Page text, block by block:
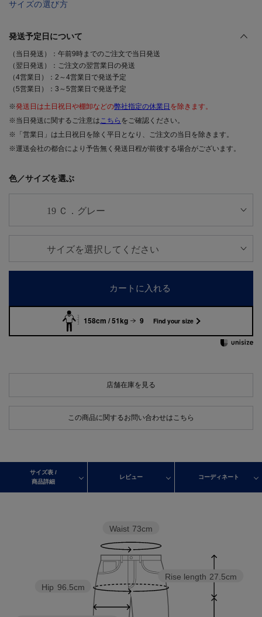
サイズの選び方
発送予定日について
（当日発送）：午前9時までのご注文で当日発送
（翌日発送）：ご注文の翌営業日の発送
（4営業日）：2～4営業日で発送予定
（5営業日）：3～5営業日で発送予定
※発送日は土日祝日や棚卸などの弊社指定の休業日 を除きます。
※当日発送に関するご注意は こちら をご確認ください。
※「営業日」は土日祝日を除く平日となり、ご注文の当日を除きます。
※運送会社の都合により予告無く発送日程が前後する場合がございます。
色／サイズを選ぶ
カートに入れる
158cm / 51kg 9 Find your size
店舗在庫を見る
この商品に関するお問い合わせはこちら
サイズ表 /
商品詳細
レビュー コーディネート
Rise length 27.5cm
Hip 96.5cm
Waist 73cm